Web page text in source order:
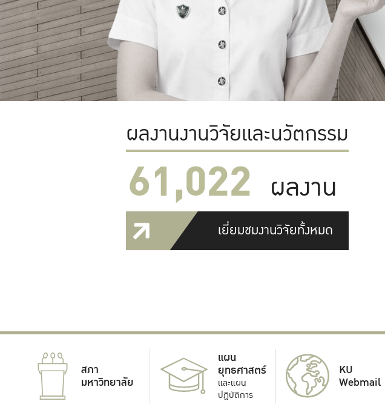
ผลงานงานวิจัยและนวัตกรรม
61,022 ผลงาน
เยี่ยมชมงานวิจัยทั้งหมด
สภา
มหาวิทยาลัย
แผน
ยุทธศาสตร์
และแผน
ปฏิบัติการ
KU
Webmail